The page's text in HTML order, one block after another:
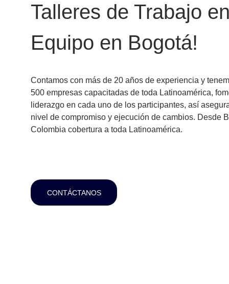
Talleres de Trabajo en
Equipo en Bogotá!
Contamos con más de 20 años de experiencia y
500 empresas capacitadas de toda Latinoamérica,
liderazgo en cada uno de los participantes, así
nivel de compromiso y ejecución de cambios. Desde
Colombia cobertura a toda Latinoamérica.
CONTÁCTANOS